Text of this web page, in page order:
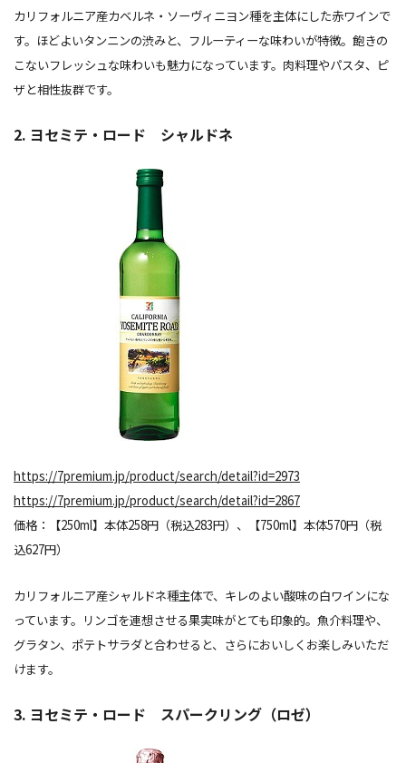
カリフォルニア産カベルネ・ソーヴィニヨン種を主体にした赤ワインで
す。ほどよいタンニンの渋みと、フルーティーな味わいが特徴。飽きの
こないフレッシュな味わいも魅力になっています。肉料理やパスタ、ピ
ザと相性抜群です。
2. ヨセミテ・ロード シャルドネ
https://7premium.jp/product/search/detail?id=2973
https://7premium.jp/product/search/detail?id=2867
価格：【250ml】本体258円（税込283円）、【750ml】本体570円（税
込627円）
カリフォルニア産シャルドネ種主体で、キレのよい酸味の白ワインにな
っています。リンゴを連想させる果実味がとても印象的。魚介料理や、
グラタン、ポテトサラダと合わせると、さらにおいしくお楽しみいただ
けます。
3. ヨセミテ・ロード スパークリング（ロゼ）